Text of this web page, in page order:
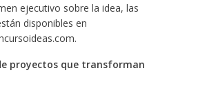
ejecutivo sobre la idea, las
disponibles en
proyectos que transforman